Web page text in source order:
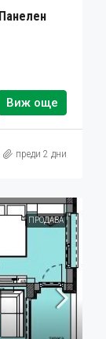
Виж още
преди 2 дни
ПРОДАВА